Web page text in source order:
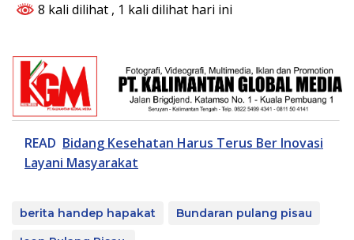
8 kali dilihat , 1 kali dilihat hari ini
READ Bidang Kesehatan Harus Terus Ber Inovasi
Layani Masyarakat
berita handep hapakat
Bundaran pulang pisau